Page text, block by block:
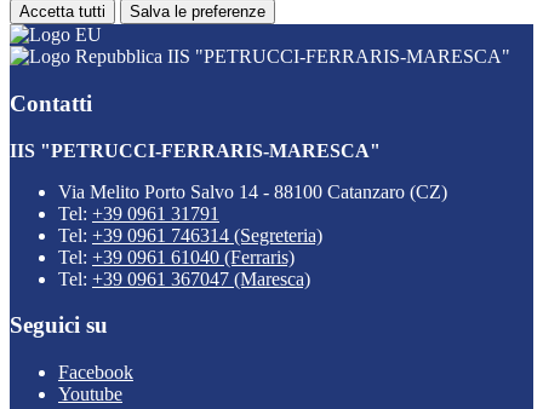
Accetta tutti Salva le preferenze
IIS "PETRUCCI-FERRARIS-MARESCA"
Contatti
IIS "PETRUCCI-FERRARIS-MARESCA"
Via Melito Porto Salvo 14 - 88100 Catanzaro (CZ)
Tel: +39 0961 31791
Tel: +39 0961 746314 (Segreteria)
Tel: +39 0961 61040 (Ferraris)
Tel: +39 0961 367047 (Maresca)
Seguici su
Facebook
Youtube